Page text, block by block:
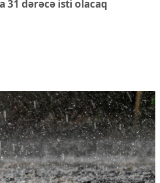
31 dərəcə isti olacaq